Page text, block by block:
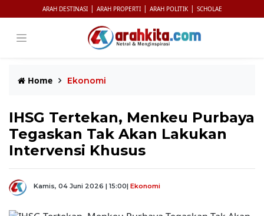
ARAH DESTINASI | ARAH PROPERTI | ARAH POLITIK | SCHOLAE
Home Ekonomi
IHSG Tertekan, Menkeu Purbaya
Tegaskan Tak Akan Lakukan
Intervensi Khusus
Kamis, 04 Juni 2026 | 15:00| Ekonomi